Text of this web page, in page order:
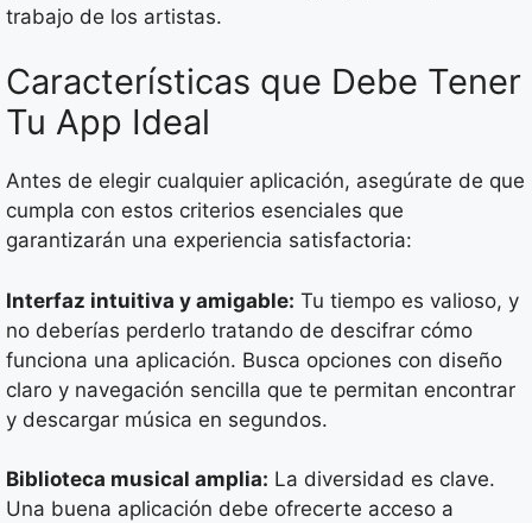
trabajo de los artistas.
Características que Debe Tener
Tu App Ideal
Antes de elegir cualquier aplicación, asegúrate de que
cumpla con estos criterios esenciales que
garantizarán una experiencia satisfactoria:
Interfaz intuitiva y amigable: Tu tiempo es valioso, y
no deberías perderlo tratando de descifrar cómo
funciona una aplicación. Busca opciones con diseño
claro y navegación sencilla que te permitan encontrar
y descargar música en segundos.
Biblioteca musical amplia: La diversidad es clave.
Una buena aplicación debe ofrecerte acceso a